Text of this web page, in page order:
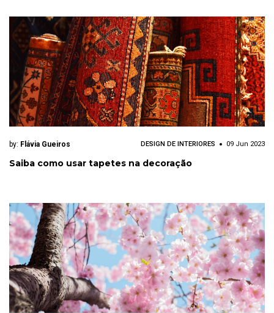
by: Flávia Gueiros DESIGN DE INTERIORES 09 Jun 2023
Saiba como usar tapetes na decoração